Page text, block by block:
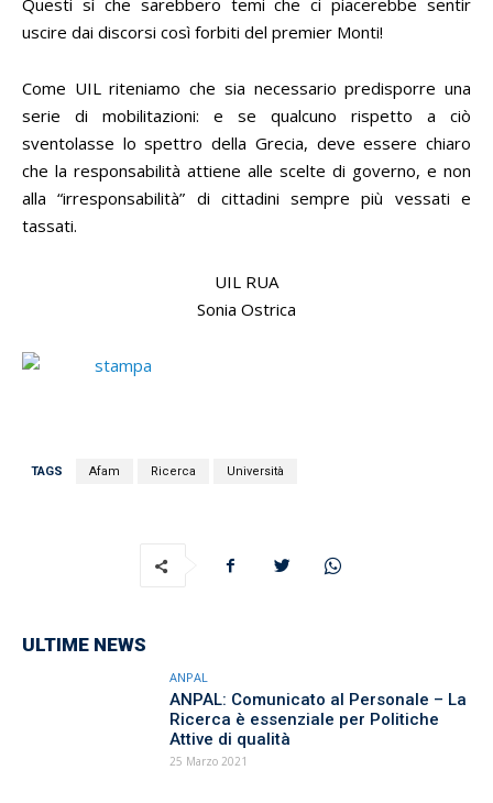
Questi sì che sarebbero temi che ci piacerebbe sentir
uscire dai discorsi così forbiti del premier Monti!
Come UIL riteniamo che sia necessario predisporre una
serie di mobilitazioni: e se qualcuno rispetto a ciò
sventolasse lo spettro della Grecia, deve essere chiaro
che la responsabilità attiene alle scelte di governo, e non
alla “irresponsabilità” di cittadini sempre più vessati e
tassati.
UIL RUA
Sonia Ostrica
TAGS Afam Ricerca Università
ULTIME NEWS
ANPAL
ANPAL: Comunicato al Personale – La
Ricerca è essenziale per Politiche
Attive di qualità
25 Marzo 2021